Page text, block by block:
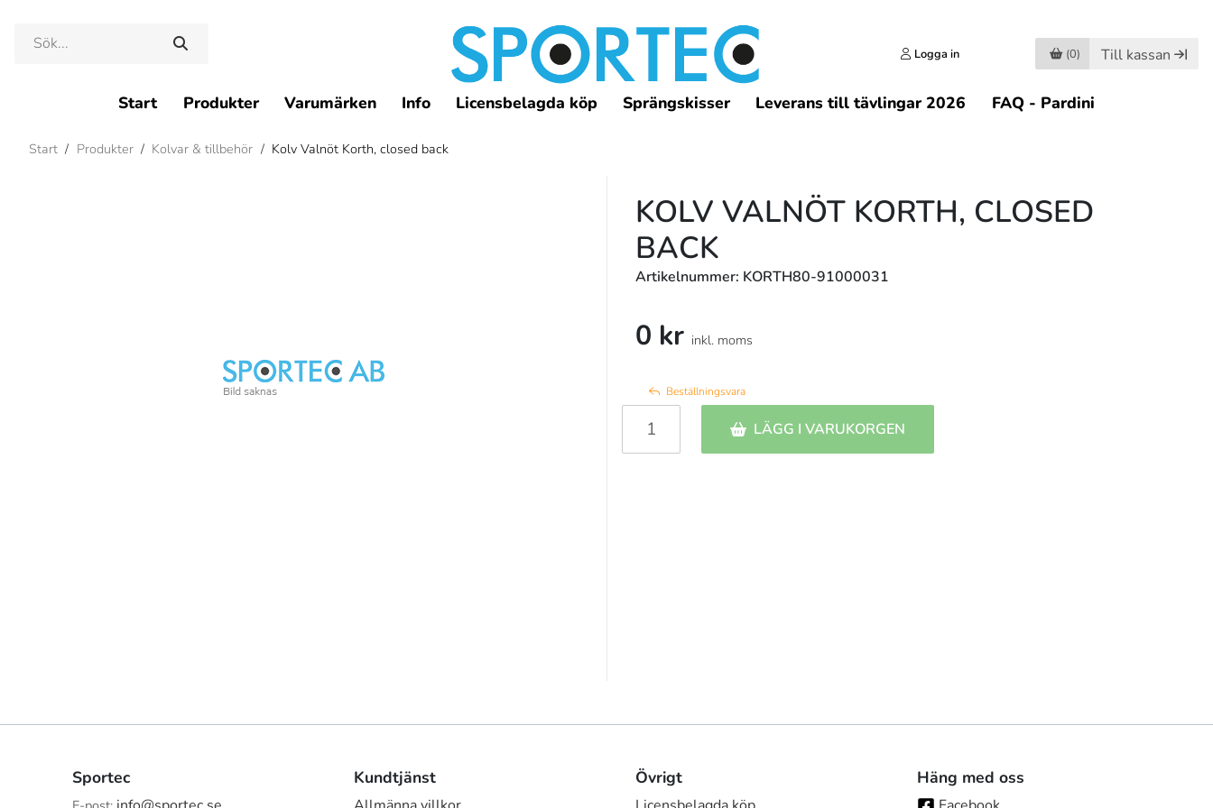
Logga in (0) Till kassan
Start Produkter Varumärken Info Licensbelagda köp Sprängskisser Leverans till tävlingar 2026 FAQ - Pardini
Start / Produkter / Kolvar & tillbehör / Kolv Valnöt Korth, closed back
KOLV VALNÖT KORTH, CLOSED
BACK
Artikelnummer: KORTH80-91000031
0 kr inkl. moms
Beställningsvara
LÄGG I VARUKORGEN
Sportec Kundtjänst Övrigt Häng med oss